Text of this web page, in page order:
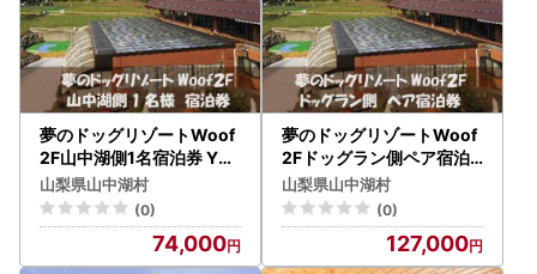
夢のドッグリゾートWoof
2F山中湖側1名宿泊券 YN
006
山梨県山中湖村
(0)
74,000
夢のドッグリゾートWoof
2Fドッグラン側ペア宿泊
券 YN007
山梨県山中湖村
(0)
127,000